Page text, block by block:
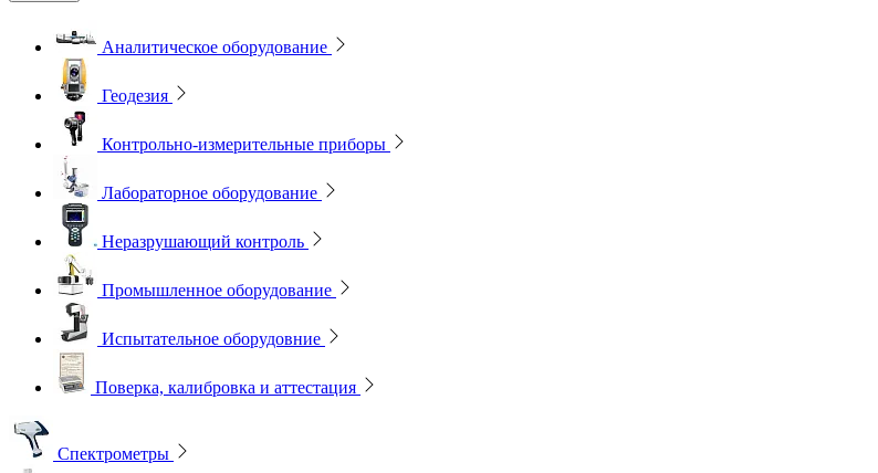
Аналитическое оборудование
Геодезия
Контрольно-измерительные приборы
Лабораторное оборудование
Неразрушающий контроль
Промышленное оборудование
Испытательное оборудовние
Поверка, калибровка и аттестация
Спектрометры